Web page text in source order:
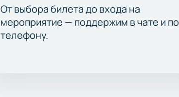
От выбора билета до входа на
мероприятие — поддержим в чате и по
телефону.